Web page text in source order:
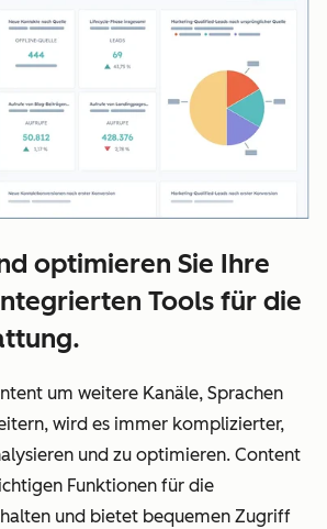
optimieren Sie Ihre
Tools für die
um weitere Kanäle, Sprachen
wird es immer komplizierter,
und zu optimieren. Content
Funktionen für die
und bietet bequemen Zugriff